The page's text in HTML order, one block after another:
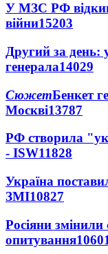
У МЗС РФ
війни15203
Другий за день:
генерала14029
СюжетБенкет
Москві13787
РФ створила
- ISW11828
Україна
ЗМІ10827
Росіяни змінили
опитування10601